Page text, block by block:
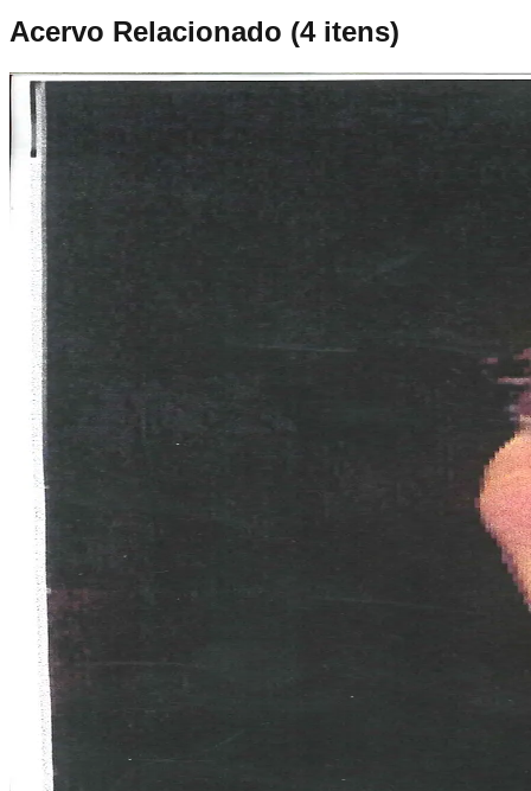
Acervo Relacionado (4itens)